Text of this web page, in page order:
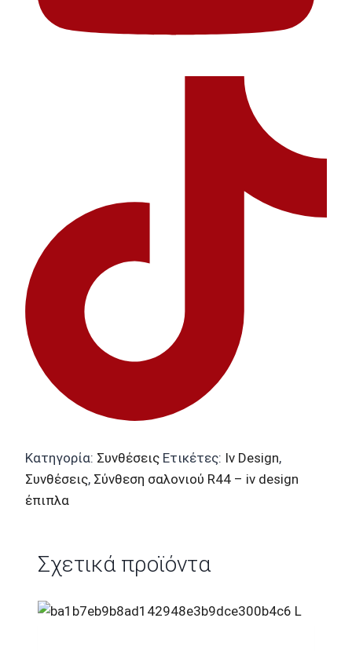
Κατηγορία: Συνθέσεις Ετικέτες: Iv Design,
Συνθέσεις, Σύνθεση σαλονιού R44 – iv design
έπιπλα
Σχετικά προϊόντα